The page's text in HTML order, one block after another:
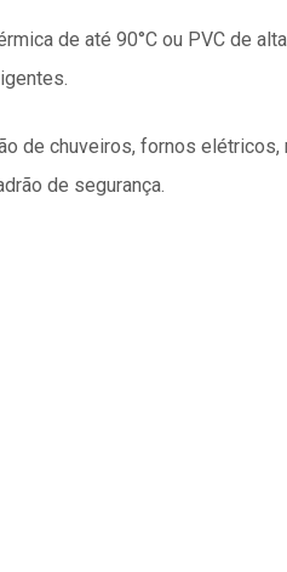
de até 90°C ou PVC de
de chuveiros, fornos
de segurança.